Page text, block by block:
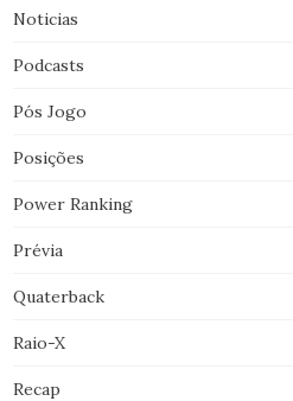
Noticias
Podcasts
Pós Jogo
Posições
Power Ranking
Prévia
Quaterback
Raio-X
Recap